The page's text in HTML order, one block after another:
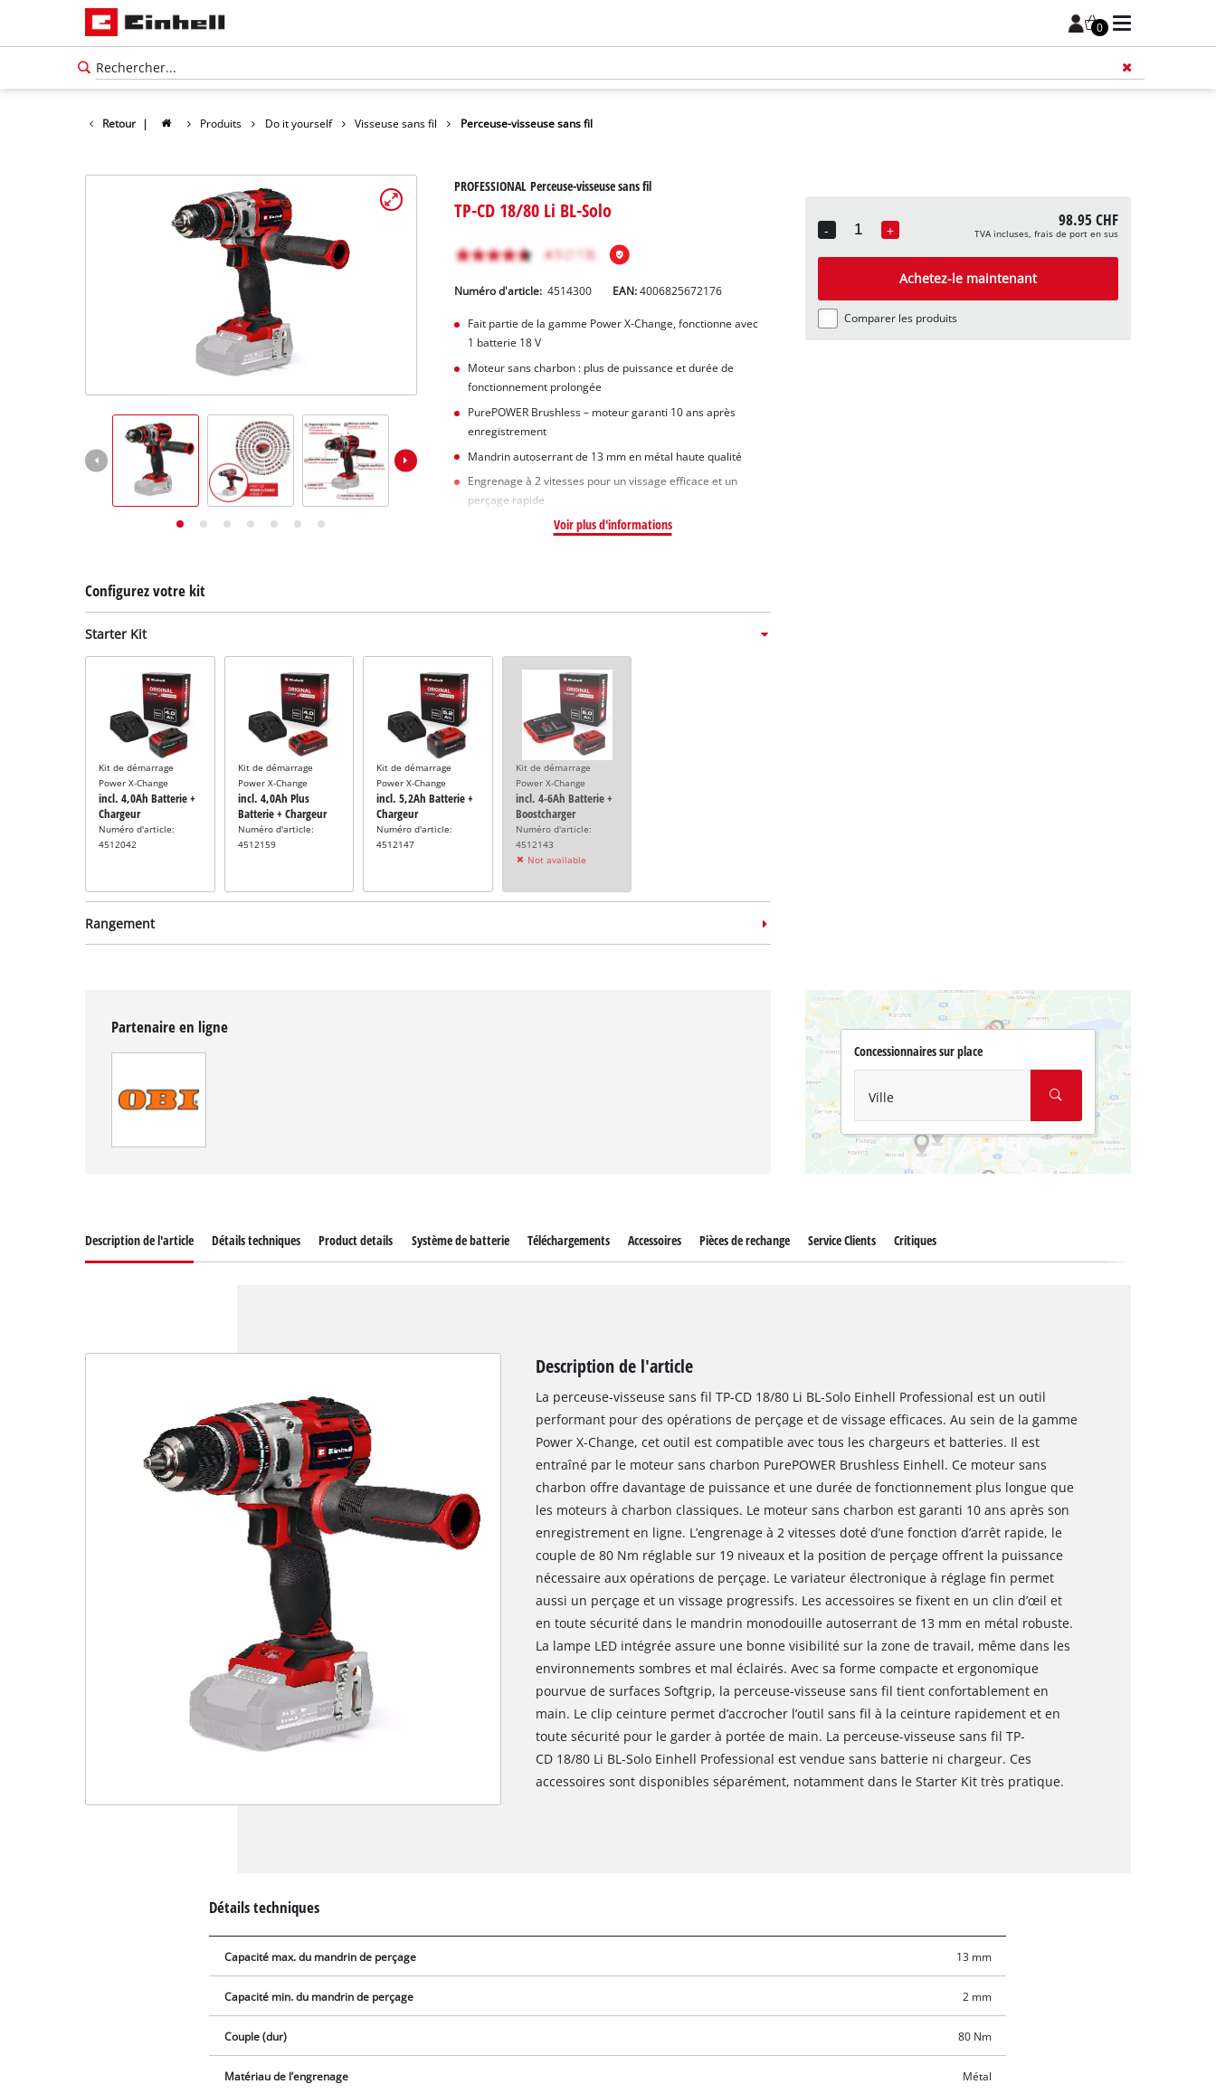
0
Retour | Produits Do it yourself Visseuse sans fil Perceuse-visseuse sans fil
PROFESSIONAL Perceuse-visseuse sans fil
TP-CD 18/80 Li BL-Solo
Numéro d'article: 4514300 EAN:4006825672176
Fait partie de la gamme Power X-Change, fonctionne avec
1 batterie 18 V
Moteur sans charbon : plus de puissance et durée de
fonctionnement prolongée
PurePOWER Brushless – moteur garanti 10 ans après
enregistrement
Mandrin autoserrant de 13 mm en métal haute qualité
Engrenage à 2 vitesses pour un vissage efficace et un
perçage rapide
Voir plus d'informations
Configurez votre kit
Starter Kit
Kit de démarrage
Power X-Change
incl. 4,0Ah Batterie +
Chargeur
Numéro d'article:
4512042
Kit de démarrage
Power X-Change
incl. 4,0Ah Plus
Batterie + Chargeur
Numéro d'article:
4512159
Kit de démarrage
Power X-Change
incl. 5,2Ah Batterie +
Chargeur
Numéro d'article:
4512147
Kit de démarrage
Power X-Change
incl. 4-6Ah Batterie +
Boostcharger
Numéro d'article:
4512143
Not available
Rangement
4540011
-
Quantity
+ 98.95 CHF
TVA incluses, frais de port en sus
Achetez-le maintenant
Comparer les produits
Partenaire en ligne
Concessionnaires sur place
Ville
Nous avons besoin de ton accord pour
to trackers that are not disclosed to the
the site with their CMP to add this content
Description de l'article Détails techniques Product details Système de batterie Téléchargements Accessoires Pièces de rechange Service Clients Critiques
Description de l'article
La perceuse-visseuse sans fil TP-CD 18/80 Li BL-Solo Einhell Professional est un outil
performant pour des opérations de perçage et de vissage efficaces. Au sein de la gamme
Power X-Change, cet outil est compatible avec tous les chargeurs et batteries. Il est
entraîné par le moteur sans charbon PurePOWER Brushless Einhell. Ce moteur sans
charbon offre davantage de puissance et une durée de fonctionnement plus longue que
les moteurs à charbon classiques. Le moteur sans charbon est garanti 10 ans après son
enregistrement en ligne. L’engrenage à 2 vitesses doté d’une fonction d’arrêt rapide, le
couple de 80 Nm réglable sur 19 niveaux et la position de perçage offrent la puissance
nécessaire aux opérations de perçage. Le variateur électronique à réglage fin permet
aussi un perçage et un vissage progressifs. Les accessoires se fixent en un clin d’œil et
en toute sécurité dans le mandrin monodouille autoserrant de 13 mm en métal robuste.
La lampe LED intégrée assure une bonne visibilité sur la zone de travail, même dans les
environnements sombres et mal éclairés. Avec sa forme compacte et ergonomique
pourvue de surfaces Softgrip, la perceuse-visseuse sans fil tient confortablement en
main. Le clip ceinture permet d’accrocher l’outil sans fil à la ceinture rapidement et en
toute sécurité pour le garder à portée de main. La perceuse-visseuse sans fil TP-
CD 18/80 Li BL-Solo Einhell Professional est vendue sans batterie ni chargeur. Ces
accessoires sont disponibles séparément, notamment dans le Starter Kit très pratique.
Détails techniques
Capacité max. du mandrin de perçage 13 mm
Capacité min. du mandrin de perçage 2 mm
Couple (dur) 80 Nm
Matériau de l’engrenage Métal